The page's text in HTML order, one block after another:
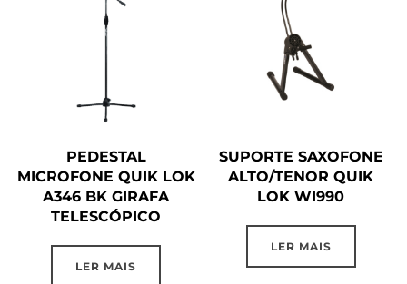
PEDESTAL
MICROFONE QUIK LOK
A346 BK GIRAFA
TELESCÓPICO
LER MAIS
SUPORTE SAXOFONE
ALTO/TENOR QUIK
LOK WI990
LER MAIS